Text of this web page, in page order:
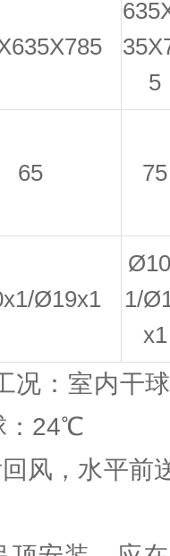
5
65 75
Ø19x1
Ø
1/Ø
x1
况：室内干
：24℃
风，水平前